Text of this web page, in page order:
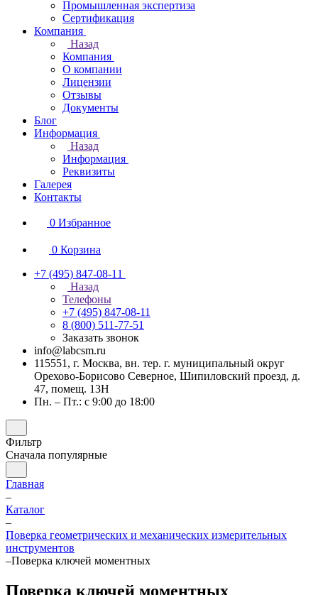
Промышленная экспертиза
Сертификация
Компания
Назад
Компания
О компании
Лицензии
Отзывы
Документы
Блог
Информация
Назад
Информация
Реквизиты
Галерея
Контакты
0 Избранное
0 Корзина
+7 (495) 847-08-11
Назад
Телефоны
+7 (495) 847-08-11
8 (800) 511-77-51
Заказать звонок
info@labcsm.ru
115551, г. Москва, вн. тер. г. муниципальный округ
Орехово-Борисово Северное, Шипиловский проезд, д.
47, помещ. 13Н
Пн. – Пт.: с 9:00 до 18:00
Фильтр
Сначала популярные
Главная
–
Каталог
–
Поверка геометрических и механических измерительных
инструментов
–Поверка ключей моментных
Поверка ключей моментных